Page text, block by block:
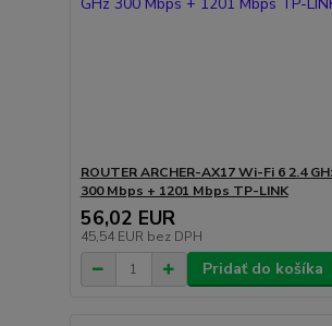
ROUTER ARCHER-AX17 Wi-Fi 6 2.4
300 Mbps + 1201 Mbps TP-LINK
56,02 EUR
45,54 EUR bez DPH
Pridať do košíka